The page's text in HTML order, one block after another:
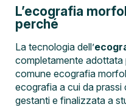
L’ecografia
perché
La tecnologia dell’
completamente adottata
comune ecografia
ecografia a cui da
gestanti e finalizzata a